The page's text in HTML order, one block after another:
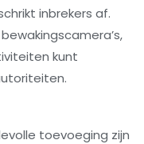
inbrekers af.
kunt
toevoeging zijn